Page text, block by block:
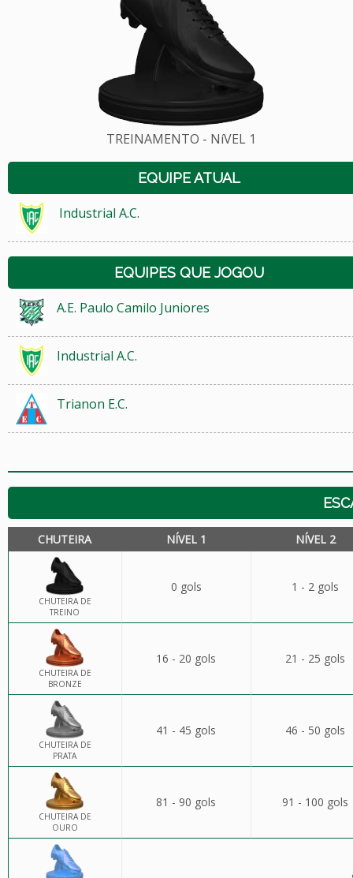
TREINAMENTO - NíVEL 1
EQUIPE ATUAL
Industrial A.C.
EQUIPES QUE JOGOU
A.E. Paulo Camilo Juniores
Industrial A.C.
Trianon E.C.
CHUTEIRA NÍVEL 1 NÍVEL 2
CHUTEIRA DE
TREINO
0 gols 1 - 2 gols
CHUTEIRA DE
BRONZE
16 - 20 gols 21 - 25 gols
CHUTEIRA DE
PRATA
41 - 45 gols 46 - 50 gols
CHUTEIRA DE
OURO
81 - 90 gols 91 - 100 gols